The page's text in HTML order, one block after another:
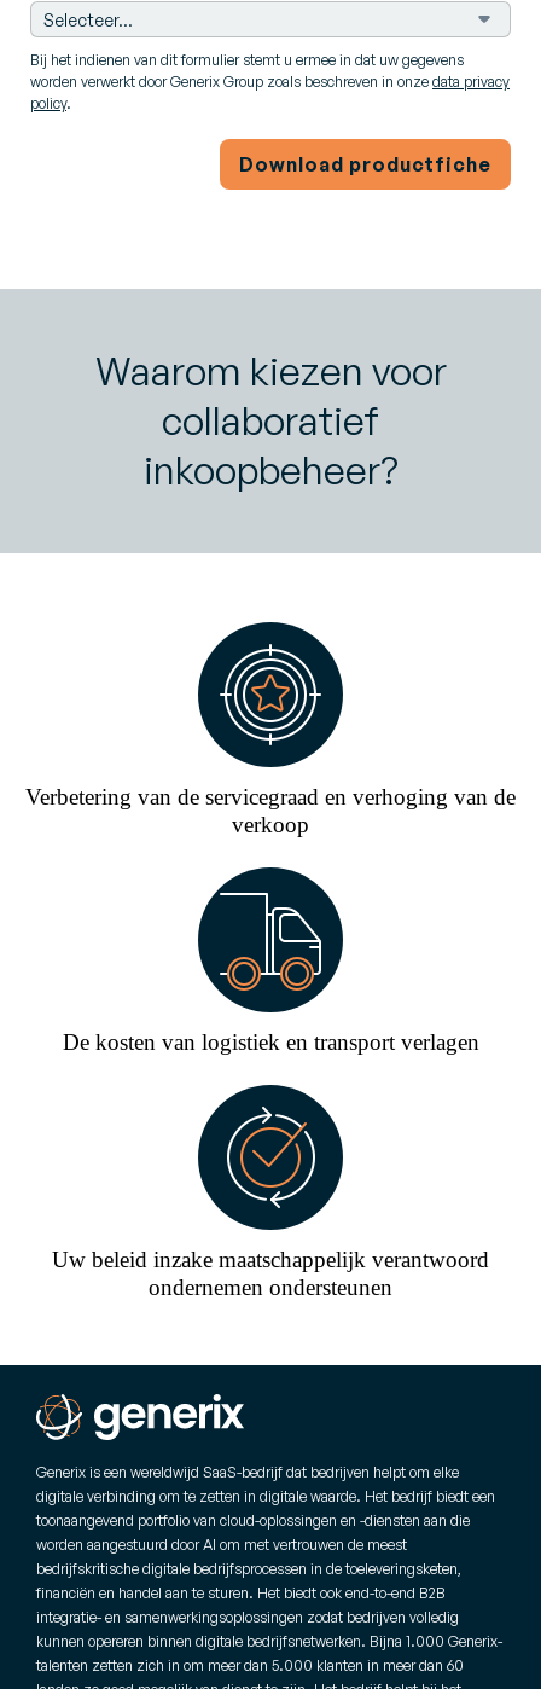
Bij het indienen van dit formulier stemt u ermee in dat uw gegevens
worden verwerkt door Generix Group zoals beschreven in onze data privacy
policy.
Download productfiche
Waarom kiezen voor
collaboratief
inkoopbeheer?
Verbetering van de servicegraad en verhoging van de
verkoop
De kosten van logistiek en transport verlagen
Uw beleid inzake maatschappelijk verantwoord
ondernemen ondersteunen
Generix is een wereldwijd SaaS-bedrijf dat bedrijven helpt om elke
digitale verbinding om te zetten in digitale waarde. Het bedrijf biedt een
toonaangevend portfolio van cloud-oplossingen en -diensten aan die
worden aangestuurd door AI om met vertrouwen de meest
bedrijfskritische digitale bedrijfsprocessen in de toeleveringsketen,
financiën en handel aan te sturen. Het biedt ook end-to-end B2B
integratie- en samenwerkingsoplossingen zodat bedrijven volledig
kunnen opereren binnen digitale bedrijfsnetwerken. Bijna 1.000 Generix-
talenten zetten zich in om meer dan 5.000 klanten in meer dan 60